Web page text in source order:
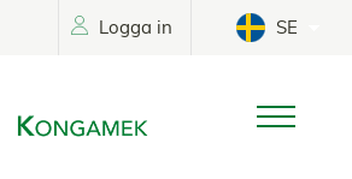
Logga in SE